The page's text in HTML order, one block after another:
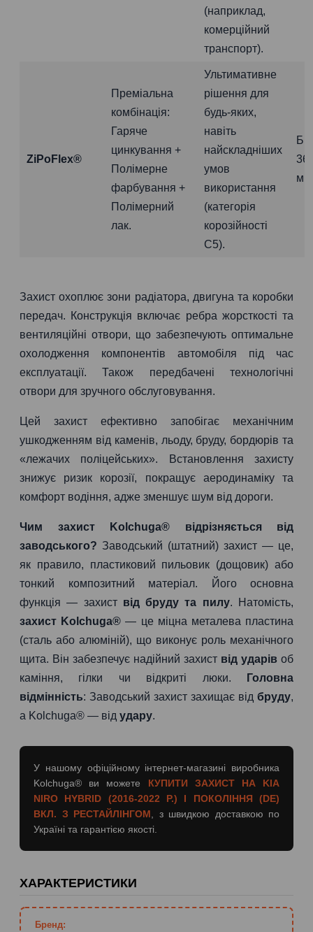
(наприклад,
комерційний
транспорт).
ZiPoFlex®
Преміальна
комбінація:
Гаряче
цинкування +
Полімерне
фарбування +
Полімерний
лак.
Ультимативне
рішення для
будь-яких,
навіть
найскладніших
умов
використання
(категорія
корозійності
C5).
36
Захист охоплює зони радіатора, двигуна та коробки
передач. Конструкція включає ребра жорсткості та
вентиляційні отвори, що забезпечують оптимальне
охолодження компонентів автомобіля під час
експлуатації. Також передбачені технологічні
отвори для зручного обслуговування.
Цей захист ефективно запобігає механічним
ушкодженням від каменів, льоду, бруду, бордюрів та
«лежачих поліцейських». Встановлення захисту
знижує ризик корозії, покращує аеродинаміку та
комфорт водіння, адже зменшує шум від дороги.
Чим захист Kolchuga® відрізняється від
заводського? Заводський (штатний) захист — це,
як правило, пластиковий пильовик (дощовик) або
тонкий композитний матеріал. Його основна
функція — захист від бруду та пилу. Натомість,
захист Kolchuga® — це міцна металева пластина
(сталь або алюміній), що виконує роль механічного
щита. Він забезпечує надійний захист від ударів об
каміння, гілки чи відкриті люки.
Головна
відмінність: Заводський захист захищає від бруду,
а Kolchuga® — від удару.
У нашому офіційному інтернет-магазині виробника
Kolchuga® ви можете КУПИТИ ЗАХИСТ НА KIA
NIRO HYBRID (2016-2022 Р.) I ПОКОЛІННЯ (DE)
ВКЛ. З РЕСТАЙЛІНГОМ , з швидкою доставкою по
Україні та гарантією якості.
ХАРАКТЕРИСТИКИ
Бренд: